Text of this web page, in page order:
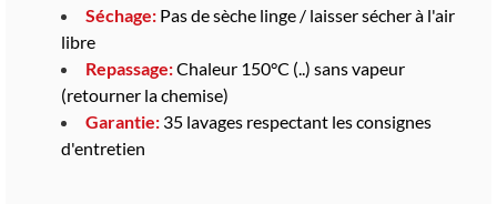
Séchage: Pas de sèche linge / laisser sécher à l'air
libre
Repassage:Chaleur 150°C (..) sans vapeur
(retourner la chemise)
Garantie: 35 lavages respectant les consignes
d'entretien